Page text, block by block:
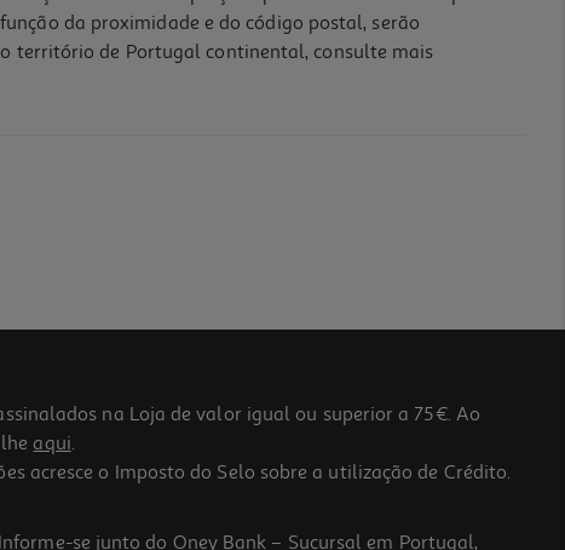
da proximidade e do código postal, serão
território de Portugal continental, consulte mais
na Loja de valor igual ou superior a 75€. Ao
aqui.
acresce o Imposto do Selo sobre a utilização de Crédito.
se junto do Oney Bank – Sucursal em Portugal,